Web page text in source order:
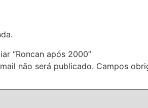
“Roncan após 2000”
não será publicado. Campos